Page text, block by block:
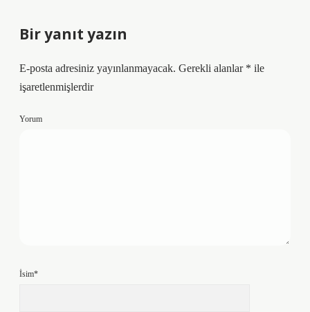
Bir yanıt yazın
E-posta adresiniz yayınlanmayacak. Gerekli alanlar * ile
işaretlenmişlerdir
Yorum
İsim*